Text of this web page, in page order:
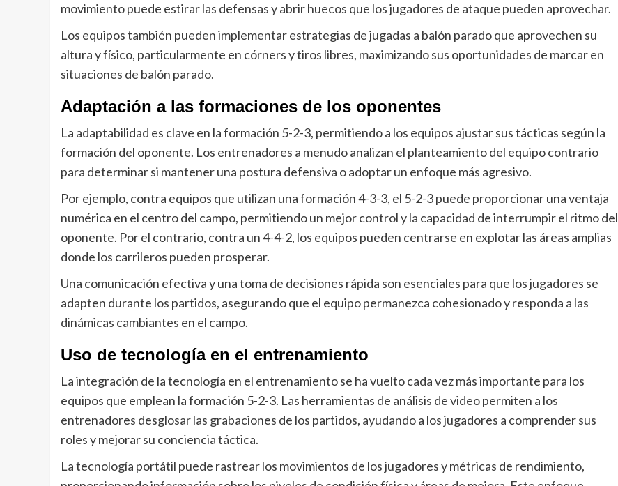
movimiento puede estirar las defensas y abrir huecos que los jugadores de ataque pueden aprovechar.
Los equipos también pueden implementar estrategias de jugadas a balón parado que aprovechen su
altura y físico, particularmente en córners y tiros libres, maximizando sus oportunidades de marcar en
situaciones de balón parado.
Adaptación a las formaciones de los oponentes
La adaptabilidad es clave en la formación 5-2-3, permitiendo a los equipos ajustar sus tácticas según la
formación del oponente. Los entrenadores a menudo analizan el planteamiento del equipo contrario
para determinar si mantener una postura defensiva o adoptar un enfoque más agresivo.
Por ejemplo, contra equipos que utilizan una formación 4-3-3, el 5-2-3 puede proporcionar una ventaja
numérica en el centro del campo, permitiendo un mejor control y la capacidad de interrumpir el ritmo del
oponente. Por el contrario, contra un 4-4-2, los equipos pueden centrarse en explotar las áreas amplias
donde los carrileros pueden prosperar.
Una comunicación efectiva y una toma de decisiones rápida son esenciales para que los jugadores se
adapten durante los partidos, asegurando que el equipo permanezca cohesionado y responda a las
dinámicas cambiantes en el campo.
Uso de tecnología en el entrenamiento
La integración de la tecnología en el entrenamiento se ha vuelto cada vez más importante para los
equipos que emplean la formación 5-2-3. Las herramientas de análisis de video permiten a los
entrenadores desglosar las grabaciones de los partidos, ayudando a los jugadores a comprender sus
roles y mejorar su conciencia táctica.
La tecnología portátil puede rastrear los movimientos de los jugadores y métricas de rendimiento,